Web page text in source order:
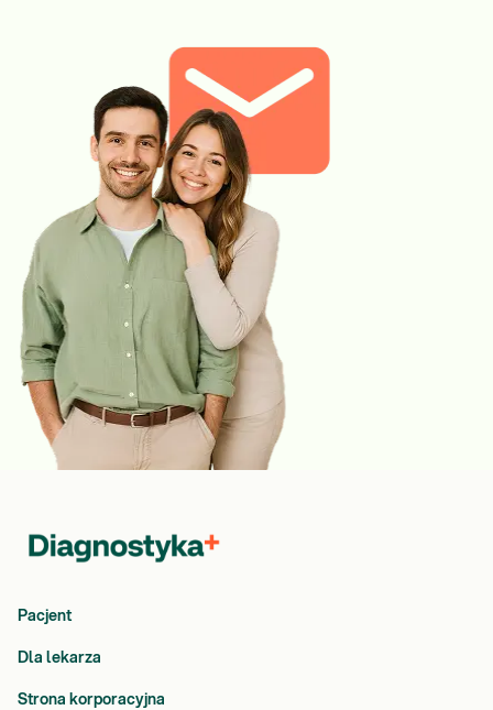
Pacjent
Dla lekarza
Strona korporacyjna